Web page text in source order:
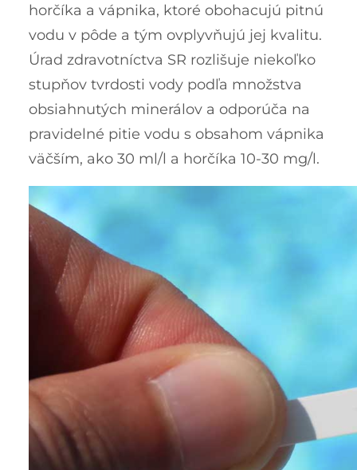
horčíka a vápnika, ktoré obohacujú pitnú
vodu v pôde a tým ovplyvňujú jej kvalitu.
Úrad zdravotníctva SR rozlišuje niekoľko
stupňov tvrdosti vody podľa množstva
obsiahnutých minerálov a odporúča na
pravidelné pitie vodu s obsahom vápnika
väčším, ako 30 ml/l a horčíka 10-30 mg/l.